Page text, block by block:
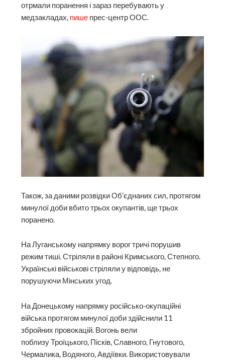
отрмали поранення і зараз перебувають у
медзакладах, пише прес-центр ООС.
Також, за даними розвідки Об’єднаних сил, протягом
минулої доби вбито трьох окупантів, ще трьох
поранено.
На Луганському напрямку ворог тричі порушив
режим тиші. Стріляли в районі Кримського, Степного.
Українські військові стріляли у відповідь, не
порушуючи Мінських угод.
На Донецькому напрямку російсько-окупаційні
війська протягом минулої доби здійснили 11
збройних провокацій. Вогонь вели
поблизу Троїцького, Пісків, Славного, Гнутового,
Чермалика, Водяного, Авдіївки. Використовували